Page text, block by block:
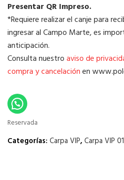
Presentar QR Impreso.
*Requiere realizar el canje para
ingresar al Campo Marte, es
anticipación.
Consulta nuestroaviso de
compra y cancelaciónen
Reservada
Categorías: Carpa VIP,Carpa VIP